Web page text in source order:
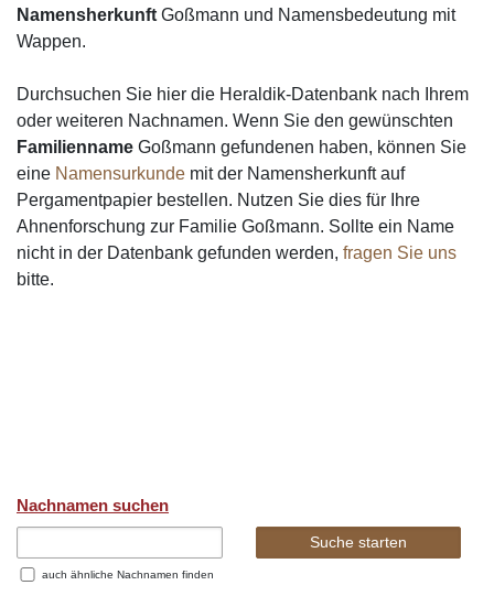
Namensherkunft Goßmann und Namensbedeutung mit
Wappen.
Durchsuchen Sie hier die Heraldik-Datenbank nach Ihrem
oder weiteren Nachnamen. Wenn Sie den gewünschten
Familienname Goßmann gefundenen haben, können Sie
eine Namensurkunde mit der Namensherkunft auf
Pergamentpapier bestellen. Nutzen Sie dies für Ihre
Ahnenforschung zur Familie Goßmann. Sollte ein Name
nicht in der Datenbank gefunden werden, fragen Sie uns
bitte.
Nachnamen suchen
auch ähnliche Nachnamen finden